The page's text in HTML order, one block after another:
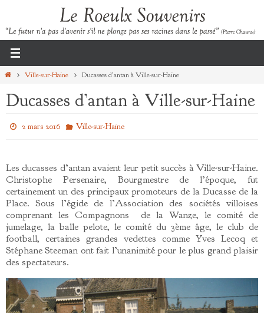
contenu
HomeVille-sur-Haine Ducasses d’antan à Ville-sur-Haine
Ducasses d’antan à Ville-sur-Haine
2 mars 2016 Ville-sur-Haine
Les ducasses d’antan avaient leur petit succès à Ville-sur-Haine.
Christophe Persenaire, Bourgmestre de l’époque, fut
certainement un des principaux promoteurs de la Ducasse de la
Place. Sous l’égide de l’Association des sociétés villoises
comprenant les Compagnons de la Wanze, le comité de
jumelage, la balle pelote, le comité du 3ème âge, le club de
football, certaines grandes vedettes comme Yves Lecoq et
Stéphane Steeman ont fait l’unanimité pour le plus grand plaisir
des spectateurs.